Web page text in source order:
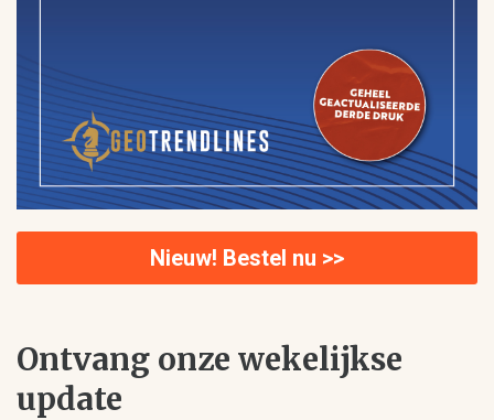
Nieuw! Bestel nu >>
Ontvang onze wekelijkse
update